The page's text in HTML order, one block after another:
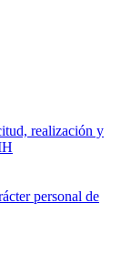
realización y
personal de